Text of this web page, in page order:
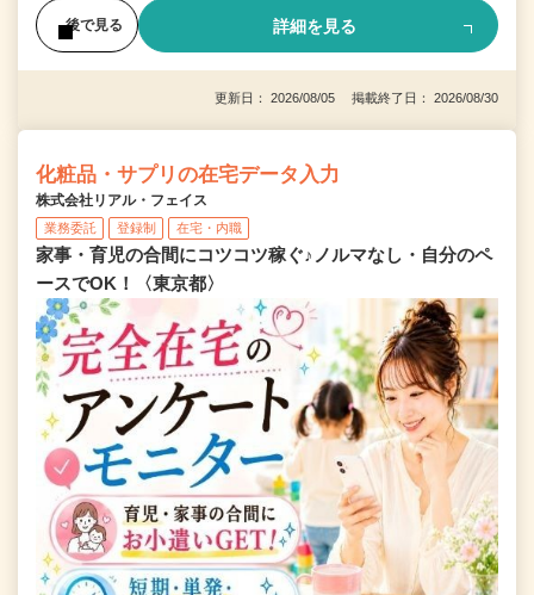
後で見る 詳細を見る
更新日： 2026/08/05 掲載終了日： 2026/08/30
化粧品・サプリの在宅データ入力
株式会社リアル・フェイス
業務委託 登録制 在宅・内職
家事・育児の合間にコツコツ稼ぐ♪ノルマなし・自分のペ
ースでOK！〈東京都〉